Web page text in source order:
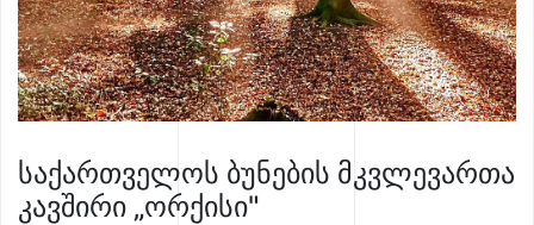
საქართველოს ბუნების მკვლევართა
კავშირი „ორქისი"